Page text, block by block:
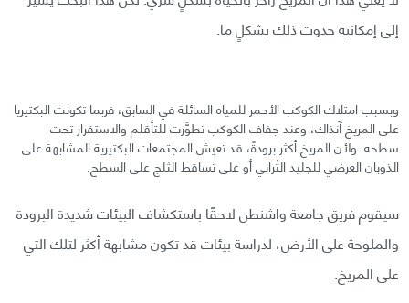
إلى إمكانية حدوث ذلك بشكلٍ ما.
وبسبب امتلاك الكوكب الأحمر للمياه السائلة في السابق، فربما تكونت البكتيريا
على المريخ آنذاك، وعند جفاف الكوكب تطوَّرت للتأقلم والاستقرار تحت
سطحه. ولأن المريخ أكثر برودةً، قد تعيش المجتمعات البكتيرية المشابهة على
الذوبان العرضي للجليد التُرابي أو على تساقط الثلج على السطح.
سيقوم فريق جامعة واشنطن لاحقًا باستكشاف البيئات شديدة البرودة
والملوحة على الأرض، لدراسة بيئات قد تكون مشابهة أكثر لتلك التي
على المريخ.